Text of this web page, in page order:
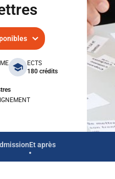
ECTS
180 crédits
Et après